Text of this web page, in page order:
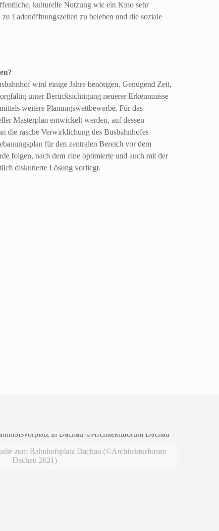
kulturelle Nutzung wie ein Kino sehr
Ladenöffnungszeiten zu beleben und die soziale
wird einige Jahre benötigen. Genügend Zeit,
unter Berücksichtigung neuerer Erkenntnisse
weitere Planungswettbewerbe. Für das
Masterplan entwickelt werden, auf dessen
die rasche Verwirklichung des Busbahnhofes
für den zentralen Bereich vor dem
folgen, nach dem eine optimierte und auch mit der
diskutierte Lösung vorliegt.
zum Bahnhofsplatz Dachau (©Architekturforum
Dachau 2021)